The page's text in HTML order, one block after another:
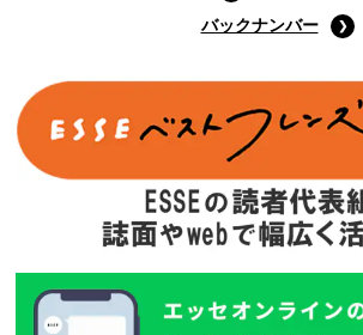
Amazonで購入する
次回予告
年間定期購読
バックナンバー